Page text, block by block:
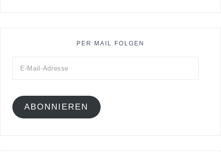
PER MAIL FOLGEN
ABONNIEREN